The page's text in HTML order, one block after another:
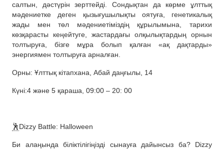
салтын, дәстүрін зерттейді. Сондықтан да көрме ұлттық
мәдениетке деген қызығушылықты оятуға, генетикалық
жады мен төл мәдениетіміздің құрылымына, тарихи
көзқарасты кеңейтуге, жастардағы олқылықтардың орнын
толтыруға, бізге мұра болып қалған «ақ дақтарды»
энергиямен толтыруға арналған.
Орны: Ұлттық кітапхана, Абай даңғылы, 14
Күні:4 және 5 қараша, 09:00 – 20: 00
🕺Dizzy Battle: Halloween
Би алаңында біліктілігіңізді сынауға дайынсыз ба? Dizzy